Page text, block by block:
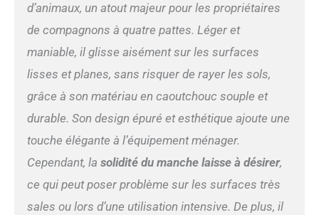
profondeurs des tapis et
des moquettes. Une brosse
spécialement conçue pour
les brosses à tapis avec
les poils en caoutchouc du
balai peuvent facilement
enlever les cheveux, la
poussière et la poussière de
papier sur le sol et la
moquette, et l'effet de
nettoyage est 50 % plus
élevé que celui des balais
d’animaux, un atout majeur pour les propriétaires
de compagnons à quatre pattes. Léger et
maniable, il glisse aisément sur les surfaces
lisses et planes, sans risquer de rayer les sols,
grâce à son matériau en caoutchouc souple et
durable. Son design épuré et esthétique ajoute une
touche élégante à l’équipement ménager.
Cependant, la solidité du manche laisse à désirer,
ce qui peut poser problème sur les surfaces très
sales ou lors d’une utilisation intensive. De plus, il